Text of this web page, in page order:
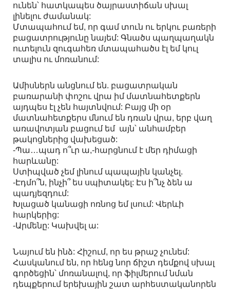
ունեն՝ հատկապես ծայրաստիճան սխալ
լինելու ժամանակ:
Մտապահում եմ, որ գամ տուն ու երկու բառերի
բացատրությունը նայեմ: Գնածս պաղպաղակն
ուտելուն զուգահեռ մտապահածս էլ եմ կուլ
տալիս ու մոռանում:
Ամիսներն անցնում են. բացատրական
բառարանի փոշու վրա իմ մատնահետքերն
այդպես էլ չեն հայտնվում: Բայց մի օր
մատնահետքերս մնում են դռան վրա, երբ վաղ
առավոտյան բացում եմ այն՝ անհամբեր
թակոցներից վախեցած:
-Պա…պադ ո՞ւր ա,-հարցնում է մեր դիմացի
հարևանը:
Ստիպված չեմ լինում պապային կանչել.
-Էդմո՞ն, ինչի՞ ես սպիտակել: Էս ի՞նչ ձեն ա
պադյեզդում:
Խլացած կանացի ոռնոց եմ լսում: Վերևի
հարկերից:
-Արմենը: Կախվել ա:
Նայում են ինձ: Հիշում, որ ես թրաշ չունեմ:
Հասկանում են, որ հենց նոր ճիշտ դեմքով սխալ
գործեցին՝ մոռանալով, որ ֆիլմերում նման
դեպքերում երեխային շատ արհեստականորեն